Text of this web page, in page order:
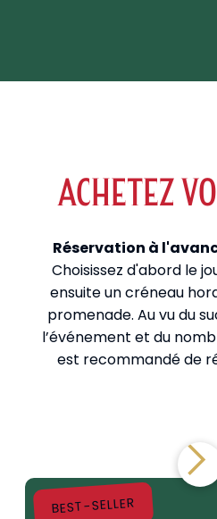
ACHETEZ
Réservation à
Choisissez d'abord le
ensuite un créneau
promenade. Au vu du
l’événement et du
est recommandé de
BEST-SELLER